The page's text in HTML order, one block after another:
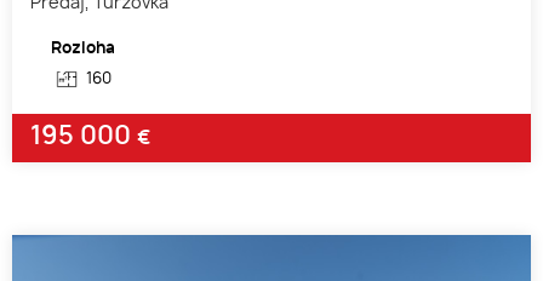
Rozloha
160
195 000 €